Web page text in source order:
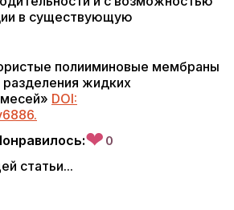
в существующую
полииминовые мембраны
жидких
DOI:
❤ 0
статьи...